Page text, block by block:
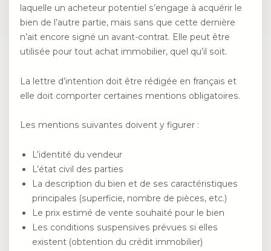
laquelle un acheteur potentiel s’engage à acquérir le
bien de l’autre partie, mais sans que cette dernière
n’ait encore signé un avant-contrat. Elle peut être
utilisée pour tout achat immobilier, quel qu’il soit.
La lettre d’intention doit être rédigée en français et
elle doit comporter certaines mentions obligatoires.
Les mentions suivantes doivent y figurer :
L’identité du vendeur
L’état civil des parties
La description du bien et de ses caractéristiques
principales (superficie, nombre de pièces, etc.)
Le prix estimé de vente souhaité pour le bien
Les conditions suspensives prévues si elles
existent (obtention du crédit immobilier)